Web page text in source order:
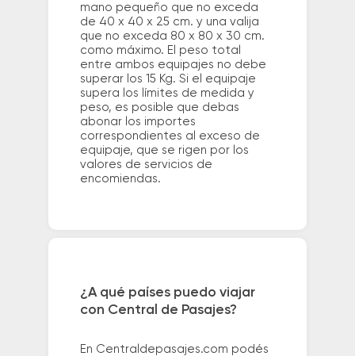
mano pequeño que no exceda
de 40 x 40 x 25 cm. y una valija
que no exceda 80 x 80 x 30 cm.
como máximo. El peso total
entre ambos equipajes no debe
superar los 15 Kg. Si el equipaje
supera los límites de medida y
peso, es posible que debas
abonar los importes
correspondientes al exceso de
equipaje, que se rigen por los
valores de servicios de
encomiendas.
¿A qué países puedo viajar
con Central de Pasajes?
En Centraldepasajes.com podés